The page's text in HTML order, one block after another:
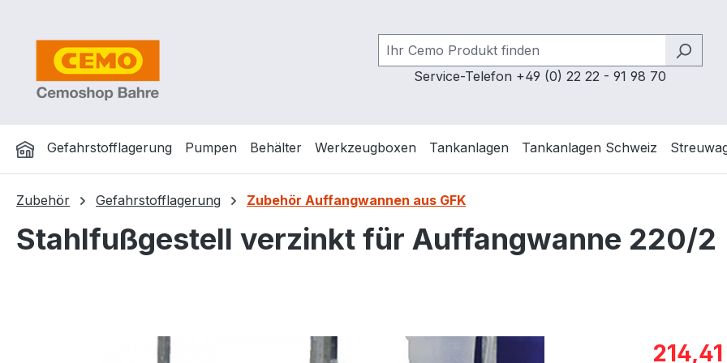
Service-Telefon +49 (0) 22 22 - 91 98 70
Gefahrstofflagerung Pumpen Behälter Werkzeugboxen Tankanlagen Tankanlagen Schweiz
Zubehör Gefahrstofflagerung Zubehör Auffangwannen aus GFK
Stahlfußgestell verzinkt für Auffangwanne 220/2
Bildergalerie überspringen